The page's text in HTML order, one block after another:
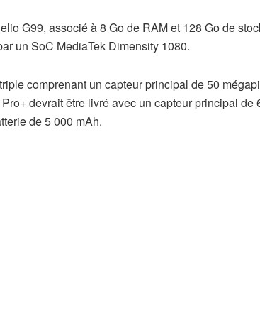
G99, associé à 8 Go de RAM et 128 Go de
un SoC MediaTek Dimensity 1080.
comprenant un capteur principal de 50
devrait être livré avec un capteur principal de
de 5 000 mAh.